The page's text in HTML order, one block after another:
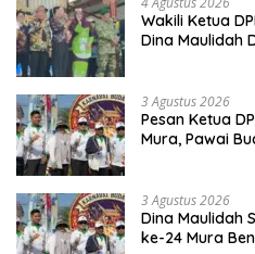
Wakili Ketua
Dina Maulidah
3 Agustus 2026
Pesan Ketua
Mura, Pawai
3 Agustus 2026
Dina Maulidah
ke-24 Mura